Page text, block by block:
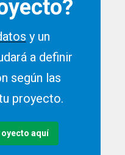
y un
a definir
según las
proyecto.
aquí